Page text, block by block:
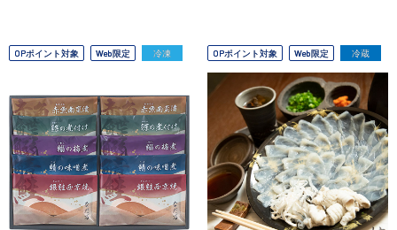
OPポイント対象 Web限定 冷凍 OPポイント対象 Web限定 冷蔵